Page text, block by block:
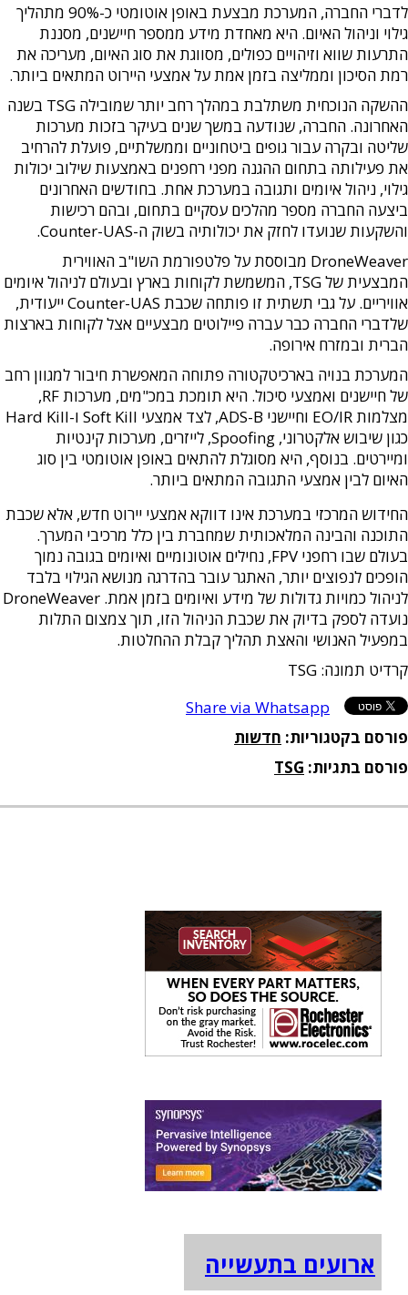
לדברי החברה, המערכת מבצעת באופן אוטומטי כ-90% מתהליך
גילוי וניהול האיום. היא מאחדת מידע ממספר חיישנים, מסננת
התרעות שווא וזיהויים כפולים, מסווגת את סוג האיום, מעריכה את
רמת הסיכון וממליצה בזמן אמת על אמצעי היירוט המתאים ביותר.
ההשקה הנוכחית משתלבת במהלך רחב יותר שמובילה TSG בשנה
האחרונה. החברה, שנודעה במשך שנים בעיקר בזכות מערכות
שליטה ובקרה עבור גופים ביטחוניים וממשלתיים, פועלת להרחיב
את פעילותה בתחום ההגנה מפני רחפנים באמצעות שילוב יכולות
גילוי, ניהול איומים ותגובה במערכת אחת. בחודשים האחרונים
ביצעה החברה מספר מהלכים עסקיים בתחום, ובהם רכישות
והשקעות שנועדו לחזק את יכולותיה בשוק ה-Counter-UAS.
DroneWeaver מבוססת על פלטפורמת השו"ב האווירית
המבצעית של TSG, המשמשת לקוחות בארץ ובעולם לניהול איומים
אוויריים. על גבי תשתית זו פותחה שכבת Counter-UAS ייעודית,
שלדברי החברה כבר עברה פיילוטים מבצעיים אצל לקוחות בארצות
הברית ובמזרח אירופה.
המערכת בנויה בארכיטקטורה פתוחה המאפשרת חיבור למגוון רחב
של חיישנים ואמצעי סיכול. היא תומכת במכ"מים, מערכות RF,
מצלמות EO/IR וחיישני ADS-B, לצד אמצעי Soft Kill ו-Hard Kill
כגון שיבוש אלקטרוני, Spoofing, לייזרים, מערכות קינטיות
ומיירטים. בנוסף, היא מסוגלת להתאים באופן אוטומטי בין סוג
האיום לבין אמצעי התגובה המתאים ביותר.
החידוש המרכזי במערכת אינו דווקא אמצעי יירוט חדש, אלא שכבת
התוכנה והבינה המלאכותית שמחברת בין כלל מרכיבי המערך.
בעולם שבו רחפני FPV, נחילים אוטונומיים ואיומים בגובה נמוך
הופכים לנפוצים יותר, האתגר עובר בהדרגה מנושא הגילוי בלבד
לניהול כמויות גדולות של מידע ואיומים בזמן אמת. DroneWeaver
נועדה לספק בדיוק את שכבת הניהול הזו, תוך צמצום התלות
במפעיל האנושי והאצת תהליך קבלת ההחלטות.
קרדיט תמונה: TSG
Share via Whatsapp
פורסם בקטגוריות: חדשות
פורסם בתגיות: TSG
ארועים בתעשייה